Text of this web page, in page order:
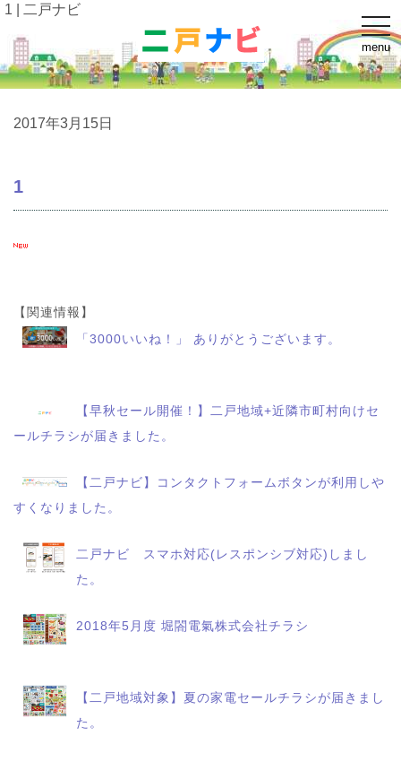
t
o
g
g
l
e
o
menu
1 | 二戸ナビ
2017年3月15日
1
【関連情報】
「3000いいね！」 ありがとうございます。
【早秋セール開催！】二戸地域+近隣市町村向けセ
ールチラシが届きました。
【二戸ナビ】コンタクトフォームボタンが利用しや
すくなりました。
二戸ナビ スマホ対応(レスポンシブ対応)しまし
た。
2018年5月度 堀閤電氣株式会社チラシ
【二戸地域対象】夏の家電セールチラシが届きまし
た。